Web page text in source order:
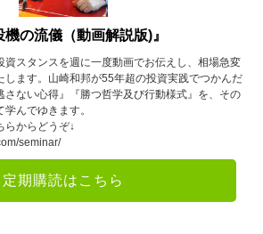
の流儀（動画解説版)』
資スタンスを週に一度動画でお伝えし、相場急変
します。山崎和邦が55年超の投資実践でつかんだ
さない心得』『勝つ哲学及び行動様式』を、その
んでゆきます。
らからどうぞ↓
seminar/
定期購読はこちら
5月
8月 9月
11月 12月
2月
5月 6月